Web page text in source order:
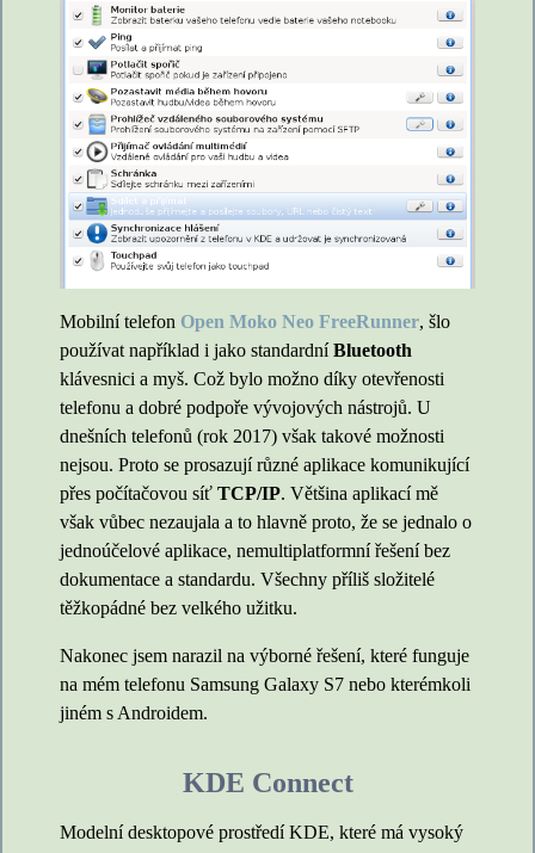
Mobilní telefon Open Moko Neo FreeRunner, šlo
používat například i jako standardníBluetooth
klávesnici a myš. Což bylo možno díky otevřenosti
telefonu a dobré podpoře vývojových nástrojů. U
dnešních telefonů (rok 2017) však takové možnosti
nejsou. Proto se prosazují různé aplikace komunikující
přes počítačovou síť TCP/IP. Většina aplikací mě
však vůbec nezaujala a to hlavně proto, že se jednalo o
jednoúčelové aplikace, nemultiplatformní řešení bez
dokumentace a standardu. Všechny příliš složitelé
těžkopádné bez velkého užitku.
Nakonec jsem narazil na výborné řešení, které funguje
na mém telefonu Samsung Galaxy S7 nebo kterémkoli
jiném s Androidem.
KDE Connect
Modelní desktopové prostředí KDE, které má vysoký